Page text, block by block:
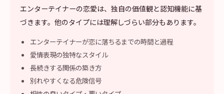
エンターテイナーの恋愛は、独自の価値観と認知機能に基
づきます。他のタイプには理解しづらい部分もあります。
エンターテイナーが恋に落ちるまでの時間と過程
愛情表現の独特なスタイル
長続きする関係の築き方
別れやすくなる危険信号